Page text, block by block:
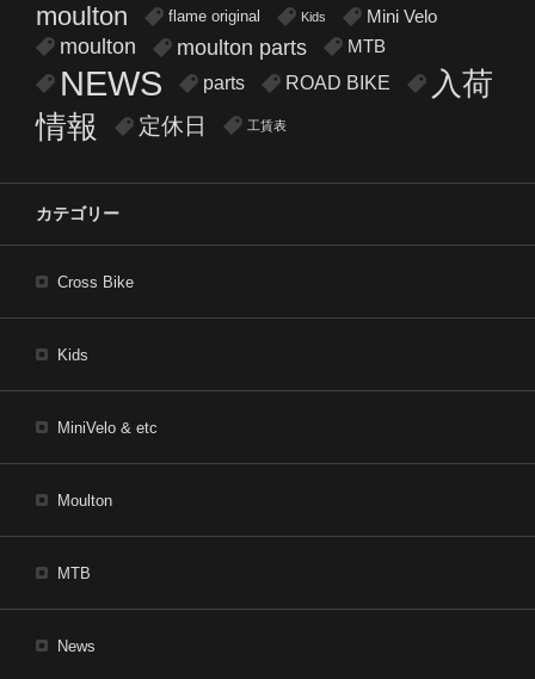
moulton
flame original Kids Mini Velo
moulton moulton parts MTB
NEWS parts ROAD BIKE
入荷
情報
定休日 工賃表
カテゴリー
Cross Bike
Kids
MiniVelo & etc
Moulton
MTB
News